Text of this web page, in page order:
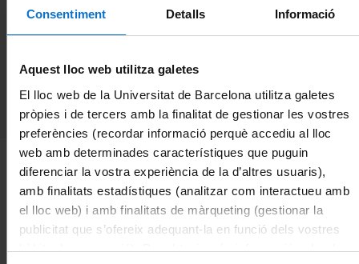
Consentiment Detalls Informació
Aquest lloc web utilitza galetes
El lloc web de la Universitat de Barcelona utilitza galetes
pròpies i de tercers amb la finalitat de gestionar les vostres
preferències (recordar informació perquè accediu al lloc
web amb determinades característiques que puguin
diferenciar la vostra experiència de la d’altres usuaris),
amb finalitats estadístiques (analitzar com interactueu amb
el lloc web) i amb finalitats de màrqueting (gestionar la
publicitat que s’ofereix adequant-la en funció dels vostres
hàbits de navegació). Per obtenir més informació sobre les
Directori
Observacions:
Per a qualsevol consulta, adreça't al CRAI
Accés al Campus Virtual
Més informació